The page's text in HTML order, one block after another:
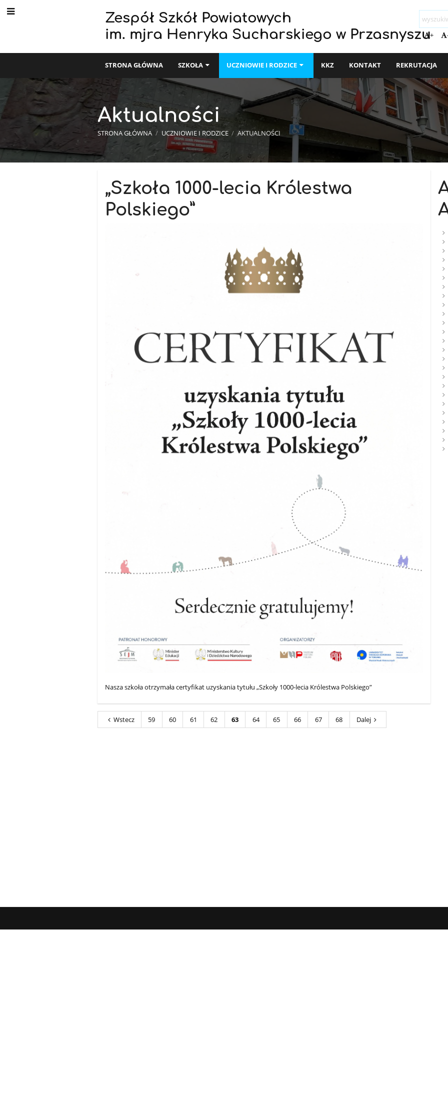
Zespół Szkół Powiatowych
im. mjra Henryka Sucharskiego w Przasnyszu+
STRONA GŁÓWNA SZKOŁA UCZNIOWIE I RODZICE KKZ KONTAKT REKRUTACJA
Aktualności
STRONA GŁÓWNA / UCZNIOWIE I RODZICE / AKTUALNOŚCI
Aktualności
„Szkoła 1000-lecia Królestwa
Polskiego”
Nasza szkoła otrzymała certyfikat uzyskania tytułu „Szkoły 1000-lecia Królestwa Polskiego”
Wstecz 59 60 61 62 63 64 65 66 67 68 Dalej